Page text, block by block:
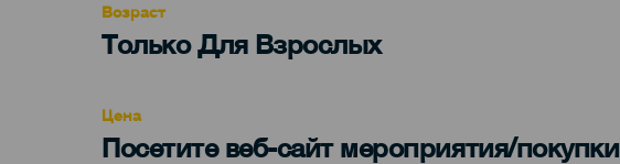
Возраст
Edad
Recomendada
Только Для Взрослых
Цена
Посетите веб-сайт мероприятия/покупки